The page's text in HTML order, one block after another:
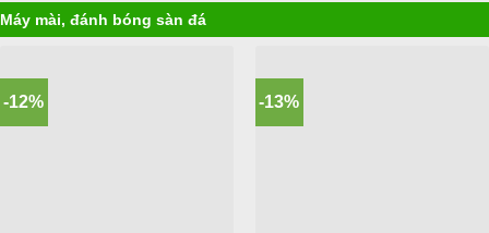
Máy mài, đánh bóng sàn đá
-12% -13%